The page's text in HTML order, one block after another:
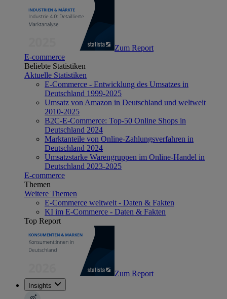
Zum Report
E-commerce
Beliebte Statistiken
Aktuelle Statistiken
E-Commerce - Entwicklung des Umsatzes in
Deutschland 1999-2025
Umsatz von Amazon in Deutschland und weltweit
2010-2025
B2C-E-Commerce: Top-50 Online Shops in
Deutschland 2024
Marktanteile von Online-Zahlungsverfahren in
Deutschland 2024
Umsatzstarke Warengruppen im Online-Handel in
Deutschland 2023-2025
E-commerce
Themen
Weitere Themen
E-Commerce weltweit - Daten & Fakten
KI im E-Commerce - Daten & Fakten
Top Report
Zum Report
Insights